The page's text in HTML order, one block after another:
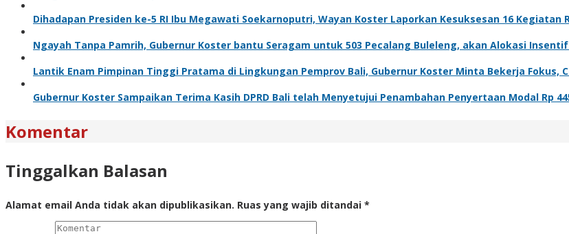
Dihadapan Presiden ke-5 RI Ibu Megawati Soekarnoputri, Wayan Koster Laporkan Kesuksesan 16
Ngayah Tanpa Pamrih, Gubernur Koster bantu Seragam untuk 503 Pecalang Buleleng, akan Alokasi Insentif
Lantik Enam Pimpinan Tinggi Pratama di Lingkungan Pemprov Bali, Gubernur Koster Minta Bekerja Fokus,
Gubernur Koster Sampaikan Terima Kasih DPRD Bali telah Menyetujui Penambahan Penyertaan Modal Rp
Komentar
Tinggalkan Balasan
Alamat email Anda tidak akan dipublikasikan. Ruas yang wajib ditandai *